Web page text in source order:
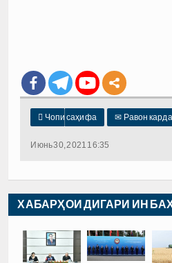
 Чопи саҳифа ✉ Равон
Июнь 30, 2021 16:35
ХАБАРҲОИ ДИГАРИ ИН